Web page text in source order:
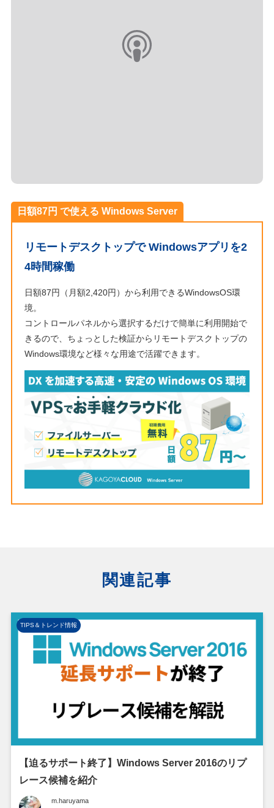
日額87円 で使える Windows Server
リモートデスクトップで Windowsアプリを2
4時間稼働
日額87円（月額2,420円）から利用できるWindowsOS環
境。
コントロールパネルから選択するだけで簡単に利用開始で
きるので、ちょっとした検証からリモートデスクトップの
Windows環境など様々な用途で活躍できます。
関連記事
TIPS＆トレンド情報
【迫るサポート終了】Windows Server 2016のリプ
レース候補を紹介
m.haruyama